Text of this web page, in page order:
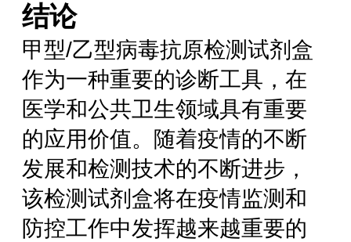
结论
甲型/乙型病毒抗原检测试剂盒
作为一种重要的诊断工具，在
医学和公共卫生领域具有重要
的应用价值。随着疫情的不断
发展和检测技术的不断进步，
该检测试剂盒将在疫情监测和
防控工作中发挥越来越重要的